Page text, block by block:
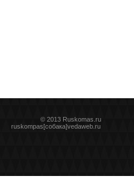
© 2013 Ruskomas.ru
ruskompas[собака]vedaweb.ru